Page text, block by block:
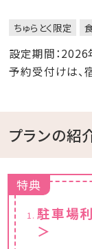
ちゅらとく限定
設定期間：
予約受付けは、
プランの紹
特典
駐車場
＞